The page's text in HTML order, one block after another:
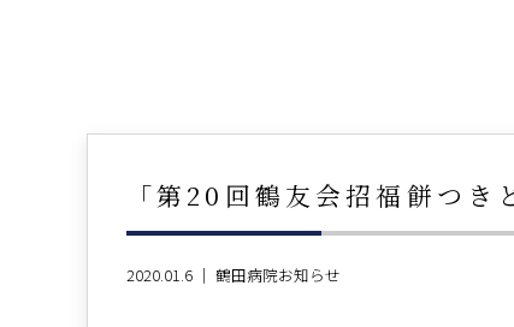
「第20回鶴友会招福餅つ
2020.01.6 ｜ 鶴田病院お知らせ